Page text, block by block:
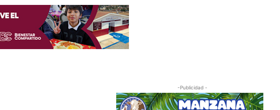
-Publicidad -